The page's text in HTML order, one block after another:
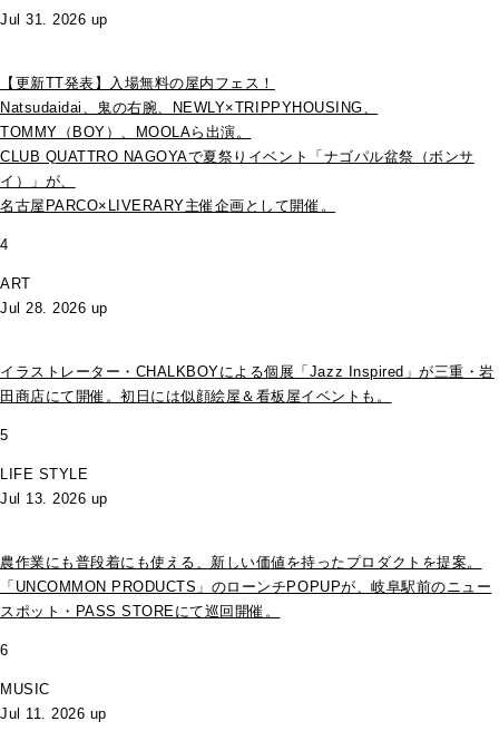
Jul 31. 2026 up
【更新TT発表】入場無料の屋内フェス！
Natsudaidai、鬼の右腕、NEWLY×TRIPPYHOUSING、
TOMMY（BOY）、MOOLAら出演。
CLUB QUATTRO NAGOYAで夏祭りイベント「ナゴパル盆祭（ボンサ
イ）」が、
名古屋PARCO×LIVERARY主催企画として開催。
4
ART
Jul 28. 2026 up
イラストレーター・CHALKBOYによる個展「Jazz Inspired」が三重・岩
田商店にて開催。初日には似顔絵屋＆看板屋イベントも。
5
LIFE STYLE
Jul 13. 2026 up
農作業にも普段着にも使える、新しい価値を持ったプロダクトを提案。
「UNCOMMON PRODUCTS」のローンチPOPUPが、岐阜駅前のニュー
スポット・PASS STOREにて巡回開催。
6
MUSIC
Jul 11. 2026 up